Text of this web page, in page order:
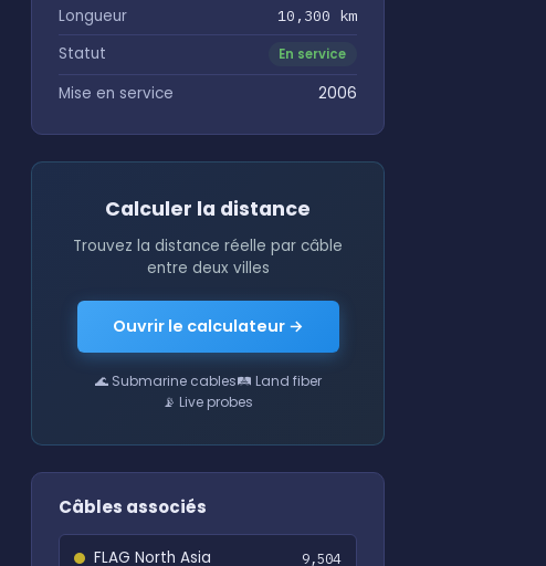
Longueur 10,300 km
Statut En service
Mise en service 2006
Calculer la distance
Trouvez la distance réelle par câble
entre deux villes
Ouvrir le calculateur →
🌊 Submarine cables🛤 Land fiber
📡 Live probes
Câbles associés
FLAG North Asia
9,504